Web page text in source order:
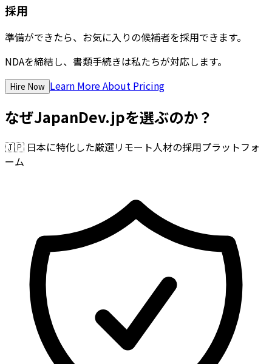
採用
準備ができたら、お気に入りの候補者を採用できます。
NDAを締結し、書類手続きは私たちが対応します。
Hire Now Learn More About Pricing
なぜJapanDev.jpを選ぶのか？
🇯🇵 日本に特化した厳選リモート人材の採用プラットフォ
ーム